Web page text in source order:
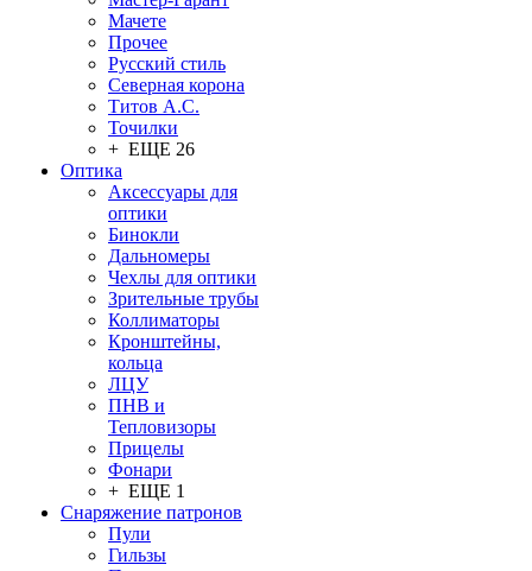
Мачете
Прочее
Русский стиль
Северная корона
Титов А.С.
Точилки
+ ЕЩЕ 26
Оптика
Аксессуары для
оптики
Бинокли
Дальномеры
Чехлы для оптики
Зрительные трубы
Коллиматоры
Кронштейны,
кольца
ЛЦУ
ПНВ и
Тепловизоры
Прицелы
Фонари
+ ЕЩЕ 1
Снаряжение патронов
Пули
Гильзы